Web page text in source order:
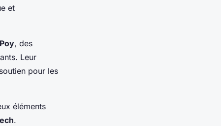
et
, des
Leur
pour les
éléments
.